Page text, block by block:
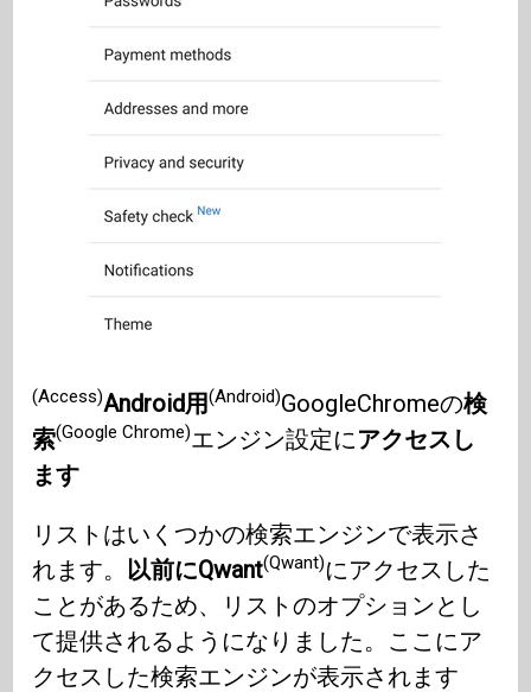
(Access)Android用(Android)GoogleChromeの検
索(Google Chrome)エンジン設定にアクセスし
ます
リストはいくつかの検索エンジンで表示さ
れます。
以前にQwant(Qwant)にアクセスした
ことがあるため、リストのオプションとし
て提供されるようになりました。ここにア
クセスした検索エンジンが表示されます